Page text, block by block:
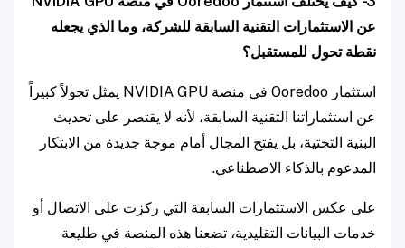
عن الاستثمارات التقنية السابقة للشركة، وما الذي يجعله
نقطة تحول للمستقبل؟
استثمار Ooredoo في منصة NVIDIA GPU يمثل تحولاً كبيراً
عن استثماراتنا التقنية السابقة، لأنه لا يقتصر على تحديث
البنية التحتية، بل يفتح المجال أمام موجة جديدة من الابتكار
المدعوم بالذكاء الاصطناعي.
على عكس الاستثمارات السابقة التي ركزت على الاتصال أو
خدمات البيانات التقليدية، تضعنا هذه المنصة في طليعة